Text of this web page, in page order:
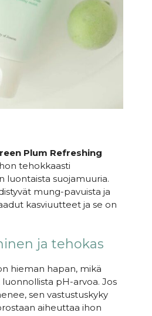
Plum Refreshing
tehokkaasti
luontaista suojamuuria.
mung-pavuista ja
kasviuutteet ja se on
ja tehokas
hieman hapan, mikä
pH-arvoa. Jos
sen vastustuskyky
aiheuttaa ihon